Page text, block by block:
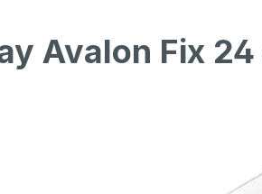
Avalon Fix 24